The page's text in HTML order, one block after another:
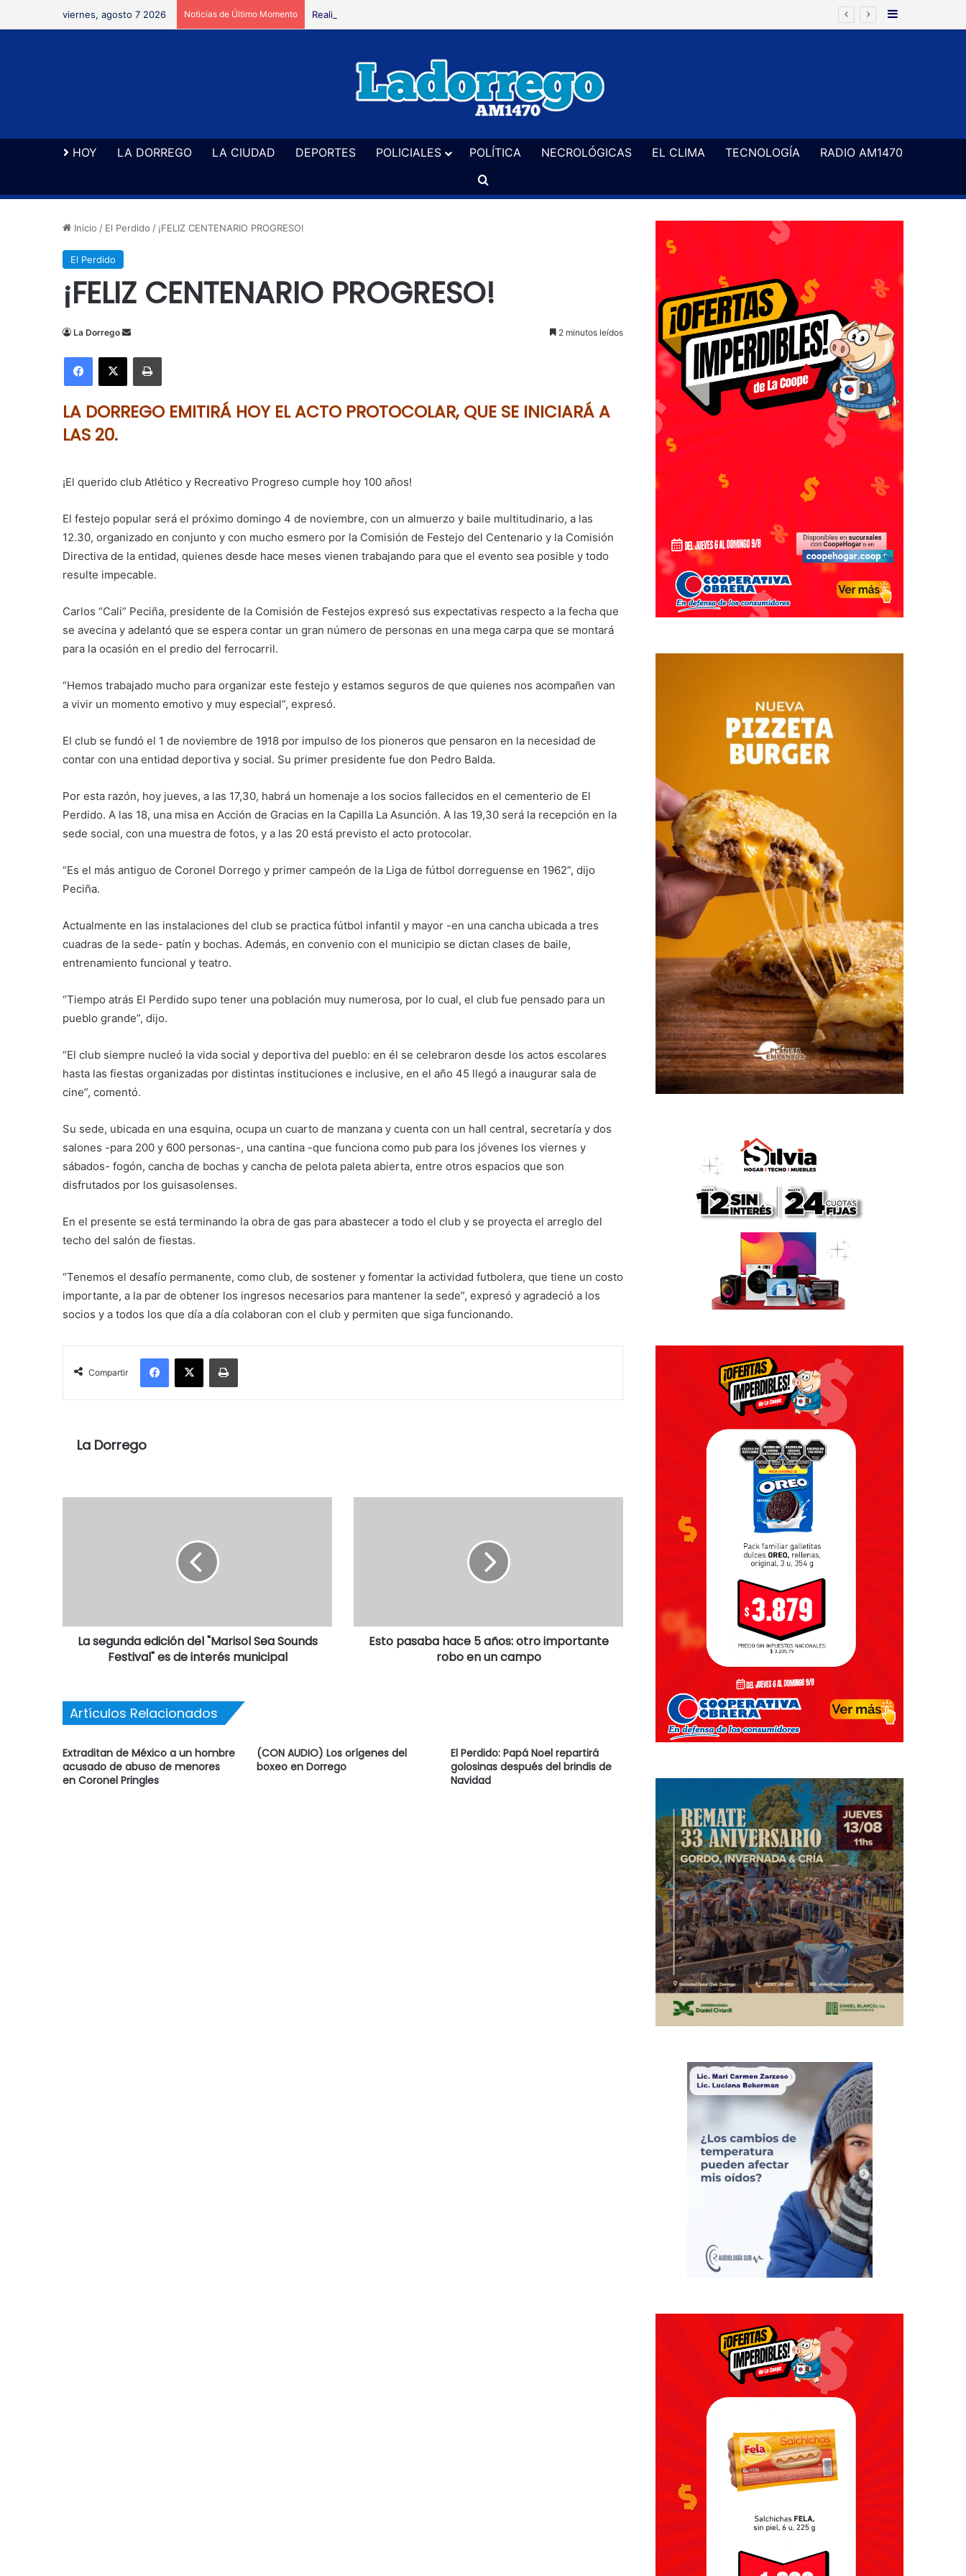
viernes, agosto 7 2026 Noticias de Último Momento Realizaron un allanamiento en El Perdido en una causa por hurto Barra Lateral
HOY LA DORREGO LA CIUDAD DEPORTES POLICIALES POLÍTICA NECROLÓGICAS EL CLIMA TECNOLOGÍA
RADIO AM1470
Buscar
Inicio / El Perdido / ¡FELIZ CENTENARIO PROGRESO!
El Perdido
¡FELIZ CENTENARIO PROGRESO!
La Dorrego
Send
email
2 minutos leídos
Facebook
X Imprimir
LA DORREGO EMITIRÁ HOY EL ACTO PROTOCOLAR, QUE SE INICIARÁ A
LAS 20.
¡El querido club Atlético y Recreativo Progreso cumple hoy 100 años!
El festejo popular será el próximo domingo 4 de noviembre, con un almuerzo y baile multitudinario, a las
12.30, organizado en conjunto y con mucho esmero por la Comisión de Festejo del Centenario y la Comisión
Directiva de la entidad, quienes desde hace meses vienen trabajando para que el evento sea posible y todo
resulte impecable.
Carlos “Cali” Peciña, presidente de la Comisión de Festejos expresó sus expectativas respecto a la fecha que
se avecina y adelantó que se espera contar un gran número de personas en una mega carpa que se montará
para la ocasión en el predio del ferrocarril.
“Hemos trabajado mucho para organizar este festejo y estamos seguros de que quienes nos acompañen van
a vivir un momento emotivo y muy especial”, expresó.
El club se fundó el 1 de noviembre de 1918 por impulso de los pioneros que pensaron en la necesidad de
contar con una entidad deportiva y social. Su primer presidente fue don Pedro Balda.
Por esta razón, hoy jueves, a las 17,30, habrá un homenaje a los socios fallecidos en el cementerio de El
Perdido. A las 18, una misa en Acción de Gracias en la Capilla La Asunción. A las 19,30 será la recepción en la
sede social, con una muestra de fotos, y a las 20 está previsto el acto protocolar.
“Es el más antiguo de Coronel Dorrego y primer campeón de la Liga de fútbol dorreguense en 1962”, dijo
Peciña.
Actualmente en las instalaciones del club se practica fútbol infantil y mayor -en una cancha ubicada a tres
cuadras de la sede- patín y bochas. Además, en convenio con el municipio se dictan clases de baile,
entrenamiento funcional y teatro.
“Tiempo atrás El Perdido supo tener una población muy numerosa, por lo cual, el club fue pensado para un
pueblo grande”, dijo.
“El club siempre nucleó la vida social y deportiva del pueblo: en él se celebraron desde los actos escolares
hasta las fiestas organizadas por distintas instituciones e inclusive, en el año 45 llegó a inaugurar sala de
cine”, comentó.
Su sede, ubicada en una esquina, ocupa un cuarto de manzana y cuenta con un hall central, secretaría y dos
salones -para 200 y 600 personas-, una cantina -que funciona como pub para los jóvenes los viernes y
sábados- fogón, cancha de bochas y cancha de pelota paleta abierta, entre otros espacios que son
disfrutados por los guisasolenses.
En el presente se está terminando la obra de gas para abastecer a todo el club y se proyecta el arreglo del
techo del salón de fiestas.
“Tenemos el desafío permanente, como club, de sostener y fomentar la actividad futbolera, que tiene un costo
importante, a la par de obtener los ingresos necesarios para mantener la sede”, expresó y agradeció a los
socios y a todos los que día a día colaboran con el club y permiten que siga funcionando.
Compartir
Facebook
X Imprimir
La Dorrego
La segunda edición del "Marisol Sea Sounds
Festival" es de interés municipal
Esto pasaba hace 5 años: otro importante
robo en un campo
Artículos Relacionados
Extraditan de México a un hombre
acusado de abuso de menores
en Coronel Pringles
(CON AUDIO) Los orígenes del
boxeo en Dorrego
El Perdido: Papá Noel repartirá
golosinas después del brindis de
Navidad